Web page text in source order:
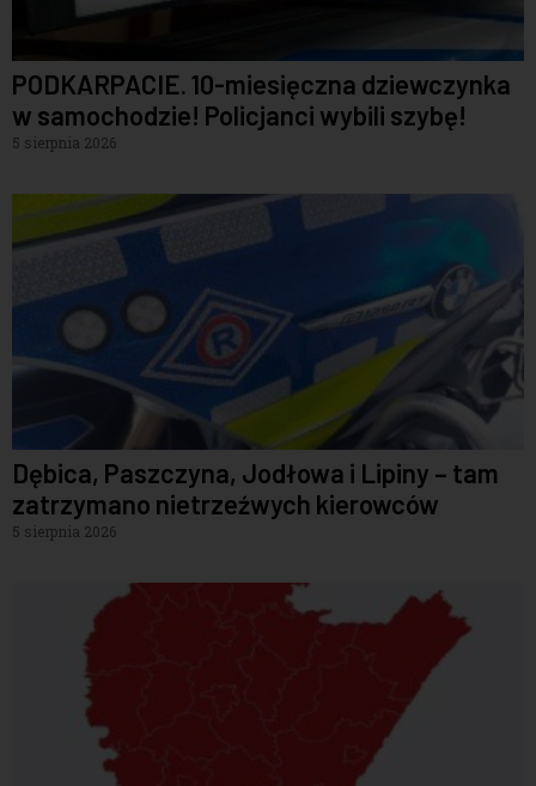
PODKARPACIE. 10-miesięczna dziewczynka
w samochodzie! Policjanci wybili szybę!
5 sierpnia 2026
Dębica, Paszczyna, Jodłowa i Lipiny – tam
zatrzymano nietrzeźwych kierowców
5 sierpnia 2026